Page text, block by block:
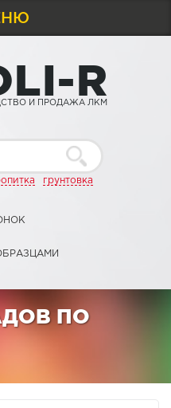
LI-R
И ПРОДАЖА ЛКМ
грунтовка
ПО